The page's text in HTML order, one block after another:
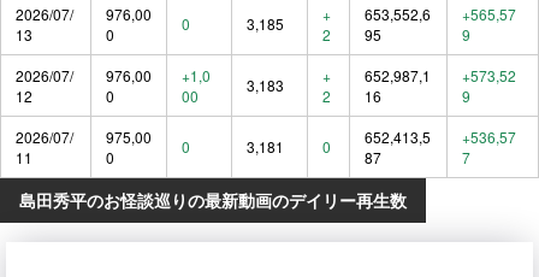
2026/07/
13
976,00
0
0 3,185
+
2
653,552,6
95
+565,57
9
2026/07/
12
976,00
0
+1,0
00
3,183
+
2
652,987,1
16
+573,52
9
2026/07/
11
975,00
0
0 3,181 0
652,413,5
87
+536,57
7
島田秀平のお怪談巡りの最新動画のデイリー再生数